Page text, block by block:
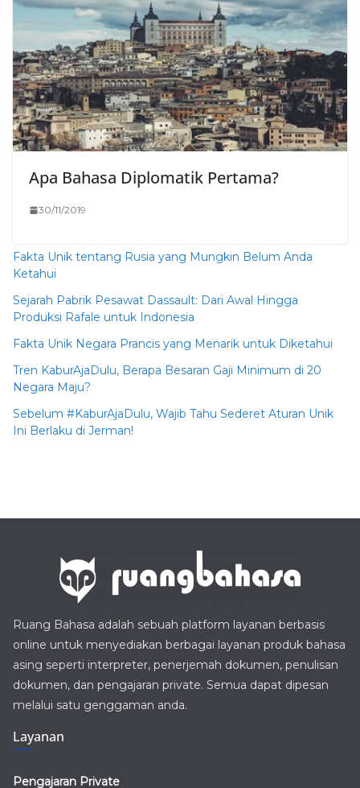
Apa Bahasa Diplomatik Pertama?
30/11/2019
Fakta Unik tentang Rusia yang Mungkin Belum Anda
Ketahui
Sejarah Pabrik Pesawat Dassault: Dari Awal Hingga
Produksi Rafale untuk Indonesia
Fakta Unik Negara Prancis yang Menarik untuk Diketahui
Tren KaburAjaDulu, Berapa Besaran Gaji Minimum di 20
Negara Maju?
Sebelum #KaburAjaDulu, Wajib Tahu Sederet Aturan Unik
Ini Berlaku di Jerman!
Ruang Bahasa adalah sebuah platform layanan berbasis
online untuk menyediakan berbagai layanan produk bahasa
asing seperti interpreter, penerjemah dokumen, penulisan
dokumen, dan pengajaran private. Semua dapat dipesan
melalui satu genggaman anda.
Layanan
Pengajaran Private